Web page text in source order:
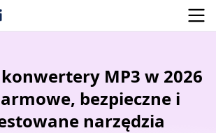
MP3 w 2026
bezpieczne i
narzędzia